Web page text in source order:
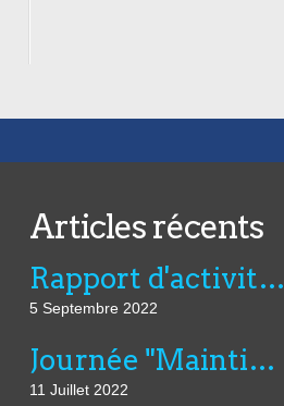
Articles récents
Rapport d'activité de l'AVIE 2021
5 Septembre 2022
Journée "Maintien dans l’emploi, compensation et innovation technologique" du 07 juillet au CNFTP
11 Juillet 2022